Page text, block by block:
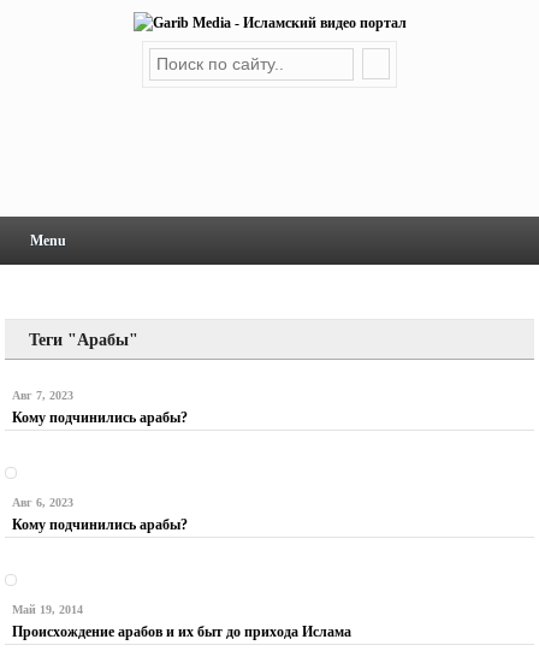
Menu
Теги "Арабы"
Авг 7, 2023
Кому подчинились арабы?
Авг 6, 2023
Кому подчинились арабы?
Май 19, 2014
Происхождение арабов и их быт до прихода Ислама